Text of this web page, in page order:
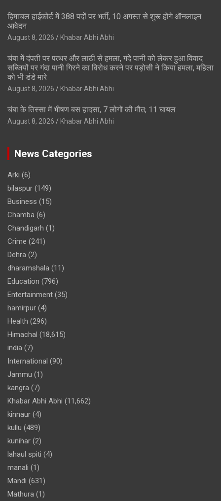
हिमाचल हाईकोर्ट में 388 पदों पर भर्ती, 10 अगस्त से शुरू होंगे ऑनलाइन
आवेदन
August 8, 2026 Khabar Abhi Abhi
चंबा में दंपती पर पत्थर और लाठी से हमला, गंदे पानी को लेकर हुआ विवाद
सब्जियों पर गंदा पानी गिरने का विरोध करने पर पड़ोसी ने किया हमला, महिला
को भी डंडे मारे
August 8, 2026 Khabar Abhi Abhi
चंबा के तिस्सा में भीषण बस हादसा, 7 लोगों की मौत; 11 घायल
August 8, 2026 Khabar Abhi Abhi
News Categories
Arki (6)
bilaspur (149)
Business (15)
Chamba (6)
Chandigarh (1)
Crime (241)
Dehra (2)
dharamshala (11)
Education (796)
Entertainment (35)
hamirpur (4)
Health (296)
Himachal (18,615)
india (7)
International (90)
Jammu (1)
kangra (7)
Khabar Abhi Abhi (11,662)
kinnaur (4)
kullu (489)
kunihar (2)
lahaul spiti (4)
manali (1)
Mandi (631)
Mathura (1)